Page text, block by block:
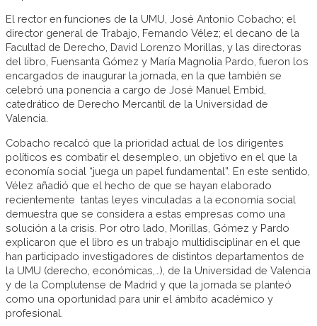
El rector en funciones de la UMU, José Antonio Cobacho; el
director general de Trabajo, Fernando Vélez; el decano de la
Facultad de Derecho, David Lorenzo Morillas, y las directoras
del libro, Fuensanta Gómez y María Magnolia Pardo, fueron los
encargados de inaugurar la jornada, en la que también se
celebró una ponencia a cargo de José Manuel Embid,
catedrático de Derecho Mercantil de la Universidad de
Valencia.
Cobacho recalcó que la prioridad actual de los dirigentes
políticos es combatir el desempleo, un objetivo en el que la
economía social “juega un papel fundamental”. En este sentido,
Vélez añadió que el hecho de que se hayan elaborado
recientemente tantas leyes vinculadas a la economía social
demuestra que se considera a estas empresas como una
solución a la crisis. Por otro lado, Morillas, Gómez y Pardo
explicaron que el libro es un trabajo multidisciplinar en el que
han participado investigadores de distintos departamentos de
la UMU (derecho, económicas,…), de la Universidad de Valencia
y de la Complutense de Madrid y que la jornada se planteó
como una oportunidad para unir el ámbito académico y
profesional.